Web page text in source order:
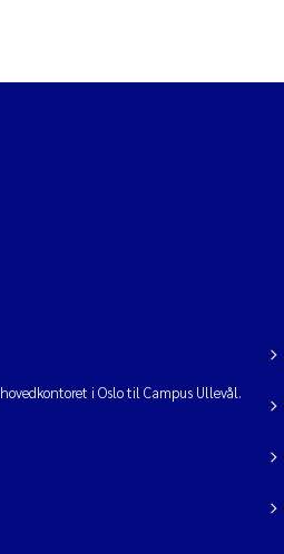
i Oslo til Campus Ullevål.